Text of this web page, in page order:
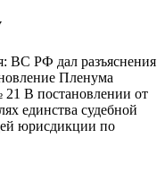
ВС РФ дал разъяснения
Пленума
В постановлении от
единства судебной
юрисдикции по